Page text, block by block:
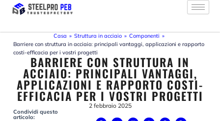
contenuto
Casa » Struttura in acciaio » Componenti »
Barriere con struttura in acciaio: principali vantaggi, applicazioni e rapporto
costi-efficacia per i vostri progetti
BARRIERE CON STRUTTURA IN
ACCIAIO: PRINCIPALI VANTAGGI,
APPLICAZIONI E RAPPORTO COSTI-
EFFICACIA PER I VOSTRI PROGETTI
2 febbraio 2025
Condividi questo
articolo: